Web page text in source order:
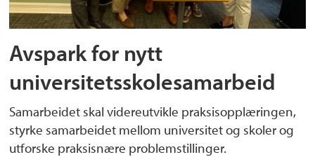
Avspark for nytt
universitetsskolesamarbeid
Samarbeidet skal videreutvikle praksisopplæringen,
styrke samarbeidet mellom universitet og skoler og
utforske praksisnære problemstillinger.